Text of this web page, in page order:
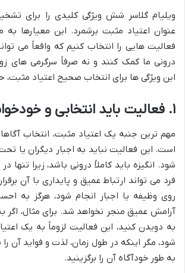
ویلیام گلاسر شش ویژگی کلیدی را برای
عنوان اعتیاد مثبت برشمرد. این معیارها
فعالیت هایی را انتخاب کنیم که واقعاً می
درونی ما کمک کنند و نه صرفاً سرگرمی های
این ویژگی ها برای انتخاب صحیح اعتیاد
۱. فعالیت باید انتخابی و خودخواسته باشد
مهم ترین جنبه یک اعتیاد مثبت، انتخاب
است. این فعالیت نباید به اجبار دیگران یا
شود. انگیزه باید کاملاً درونی باشد، زیرا
فرد می تواند ارتباط عمیق و پایداری با آن
روی وظیفه یا اجبار انجام شود، هرگز به
آرامش عمیق منجر نخواهد شد. برای مثال، اگر
به دویدن کنید، این فعالیت لزوماً به یک
شود، مگر اینکه در طول زمان، لذت و فواید آن
به طور خودآگاه آن را برگزینید.